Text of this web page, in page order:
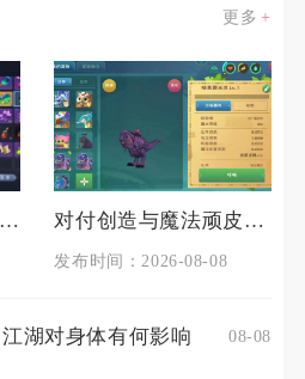
更多
手游全民奇迹mu的强化技巧有哪些 对付创造与魔法顽皮蝾螈的技巧是什么
发布时间：2026-08-08
湖对身体有何影响 08-08